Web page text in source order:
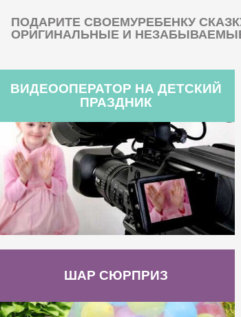
ПОДАРИТЕ СВОЕМУРЕБЕНКУ
ОРИГИНАЛЬНЫЕ И
ВИДЕООПЕРАТОР НА ДЕТСКИЙ
ПРАЗДНИК
ШАР СЮРПРИЗ